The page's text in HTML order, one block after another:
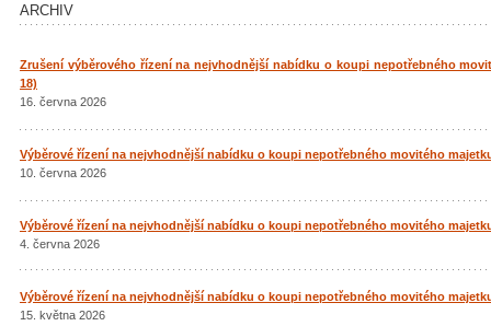
ARCHIV
Zrušení výběrového řízení na nejvhodnější nabídku o koupi nepotřebného
18)
16. června 2026
Výběrové řízení na nejvhodnější nabídku o koupi nepotřebného movitého
10. června 2026
Výběrové řízení na nejvhodnější nabídku o koupi nepotřebného movitého
4. června 2026
Výběrové řízení na nejvhodnější nabídku o koupi nepotřebného movitého
15. května 2026